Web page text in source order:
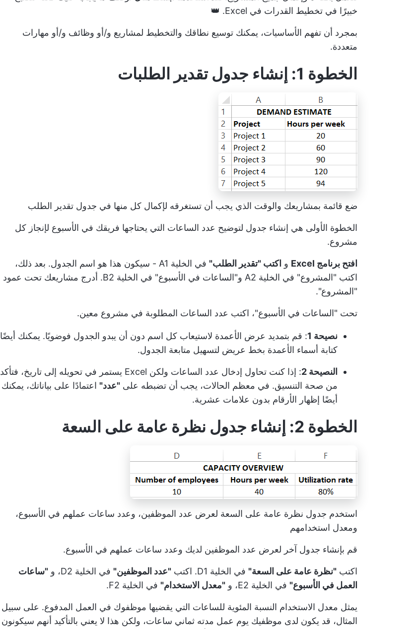
خبيرًا في تخطيط القدرات في Excel. 👑
بمجرد أن تفهم الأساسيات، يمكنك توسيع نطاقك والتخطيط لمشاريع و/أو وظائف و/أو مهارات
متعددة.
الخطوة 1: إنشاء جدول تقدير الطلبات
ضع قائمة بمشاريعك والوقت الذي يجب أن تستغرقه لإكمال كل منها في جدول تقدير الطلب
الخطوة الأولى هي إنشاء جدول لتوضيح عدد الساعات التي يحتاجها فريقك في الأسبوع لإنجاز كل
مشروع.
افتح برنامج Excel و اكتب "تقدير الطلب"
في الخلية A1 - سيكون هذا هو اسم الجدول. بعد ذلك،
اكتب "المشروع" في الخلية A2 و"الساعات في الأسبوع" في الخلية B2. أدرج مشاريعك تحت عمود
"المشروع".
تحت "الساعات في الأسبوع"، اكتب عدد الساعات المطلوبة في مشروع معين.
نصيحة 1
: قم بتمديد عرض الأعمدة لاستيعاب كل اسم دون أن يبدو الجدول فوضويًا. يمكنك أيضًا
كتابة أسماء الأعمدة بخط عريض لتسهيل متابعة الجدول.
النصيحة 2
: إذا كنت تحاول إدخال عدد الساعات ولكن Excel يستمر في تحويله إلى تاريخ، فتأكد
من صحة التنسيق. في معظم الحالات، يجب أن تضبطه على "عدد" اعتمادًا على بياناتك، يمكنك
أيضًا إظهار الأرقام بدون علامات عشرية.
الخطوة 2: إنشاء جدول نظرة عامة على السعة
استخدم جدول نظرة عامة على السعة لعرض عدد الموظفين، وعدد ساعات عملهم في الأسبوع،
ومعدل استخدامهم
قم بإنشاء جدول آخر لعرض عدد الموظفين لديك وعدد ساعات عملهم في الأسبوع.
اكتب "نظرة عامة على السعة" في الخلية D1. اكتب "عدد الموظفين" في الخلية D2، و
"ساعات
العمل في الأسبوع" في الخلية E2، و "معدل الاستخدام" في الخلية F2.
يمثل معدل الاستخدام النسبة المئوية للساعات التي يقضيها موظفوك في العمل المدفوع. على سبيل
المثال، قد يكون لدى موظفيك يوم عمل مدته ثماني ساعات، ولكن هذا لا يعني بالتأكيد أنهم سيكونون